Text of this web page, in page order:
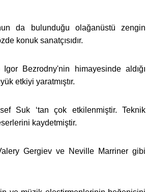
da bulunduğu olağanüstü zengin
konuk sanatçısıdır.
Bezrodny'nin himayesinde aldığı
etkiyi yaratmıştır.
Suk ‘tan çok etkilenmiştir. Teknik
kaydetmiştir.
Gergiev ve Neville Marriner gibi